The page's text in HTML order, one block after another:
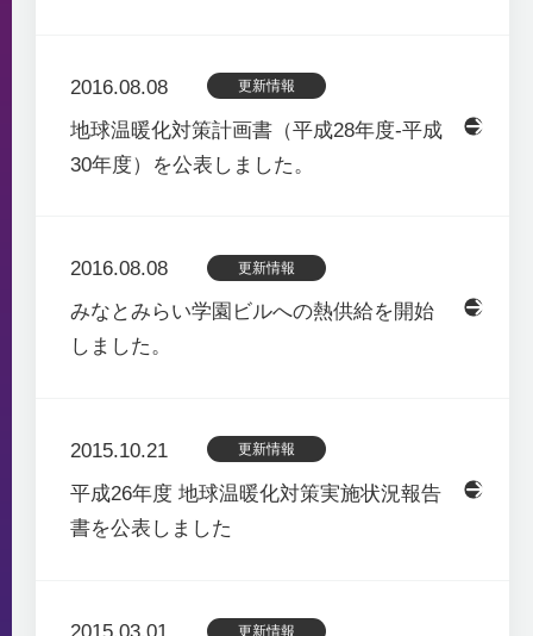
2016.08.08 更新情報
地球温暖化対策計画書（平成28年度-平成
30年度）を公表しました。
2016.08.08 更新情報
みなとみらい学園ビルへの熱供給を開始
しました。
2015.10.21 更新情報
平成26年度 地球温暖化対策実施状況報告
書を公表しました
更新情報